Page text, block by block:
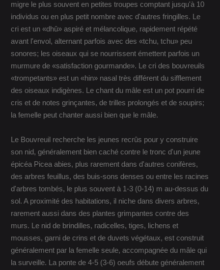
migre le plus souvent en petites troupes comptant jusqu'à 10
individus ou en plus petit nombre avec d'autres fringilles. Le
cri est un «dhû» aspiré et mélancolique, rapidement répété
avant l'envol, alternant parfois avec des «tchu, tchu» peu
sonores; les oiseaux qui se nourrissent émettent parfois un
murmure de «satisfaction gourmande». Le cri des bouvreuils
«trompetants» est un «hin» nasal très différent du sifflement
des oiseaux indigènes. Le chant du mâle est un pot pourri de
cris et de notes grinçantes, de trilles prolongés et de soupirs;
la femelle peut chanter aussi bien que le mâle.
Le Bouvreuil recherche les jeunes recrûs pour y construire
son nid, généralement bien caché contre le tronc d'un jeune
épicéa Picea abies, plus rarement dans d'autres conifères,
des arbres feuillus, des buis-sons denses ou entre les racines
d'arbres tombés, le plus souvent à 1-3 (0-14) m au-dessus du
sol. A proximité des habitations, il niche dans divers arbres,
rarement aussi dans des plantes grimpantes contre des
murs. Le nid de brindilles, radicelles, tiges, lichens et
mousses, garni de crins et de duvets végétaux, est construit
généralement par la femelle seule, accompagnée du mâle qui
la surveille. La ponte de 4-5 (3-6) oeufs débute généralement